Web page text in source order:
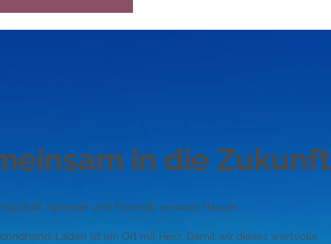
in die Zukunft
Spender und Freunde unseres Hauses
Laden ist ein Ort mit Herz. Damit wir dieses wertvolle